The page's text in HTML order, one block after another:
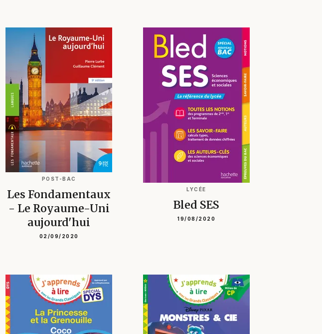
POST-BAC
Les Fondamentaux
- Le Royaume-Uni
aujourd'hui
02/09/2020
LYCÉE
Bled SES
19/08/2020